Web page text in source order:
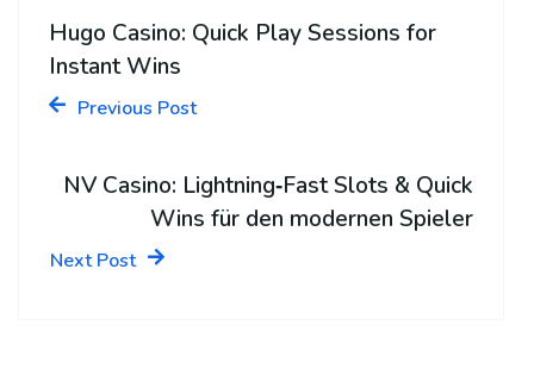
Hugo Casino: Quick Play Sessions for
Instant Wins
Previous Post
NV Casino: Lightning‑Fast Slots & Quick
Wins für den modernen Spieler
Next Post